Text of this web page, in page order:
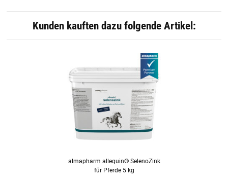
Kunden kauften dazu folgende Artikel:
almapharm allequin® SelenoZink
für Pferde 5 kg